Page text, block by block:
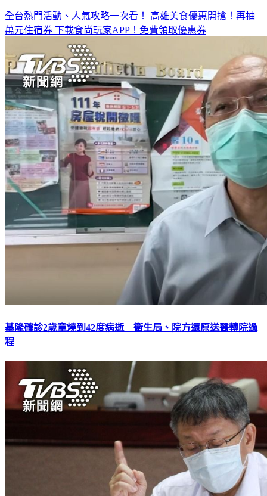
全台熱門活動、人氣攻略一次看！ 高雄美食優惠開搶！再抽
萬元住宿券 下載食尚玩家APP！免費領取優惠券
基隆確診2歲童燒到42度病逝 衛生局、院方還原送醫轉院過
程